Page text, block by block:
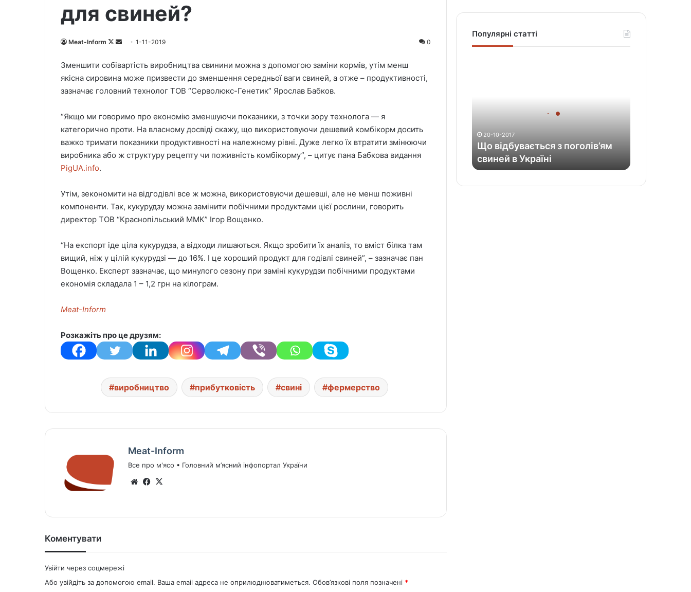
для свиней?
Meat-Inform
F
l
l
o
o
n
X
n
d
a
e
m
a
i
1-11-2019 0
Зменшити собівартість виробництва свинини можна з допомогою заміни кормів, утім менш
якісна сировина може призвести до зменшення середньої ваги свиней, а отже – продуктивності,
зазначає головний технолог ТОВ “Серволюкс-Генетик” Ярослав Бабков.
“Якщо ми говоримо про економію зменшуючи показники, з точки зору технолога — я
категорично проти. На власному досвіді скажу, що використовуючи дешевий комбікорм досить
важко тримати показники продуктивності на належному рівні. Дуже легко їх втратити змінюючи
виробника або ж структуру рецепту чи поживність комбікорму”, – цитує пана Бабкова видання
PigUA.info.
Утім, зекономити на відгодівлі все ж можна, використовуючи дешевші, але не менш поживні
компоненти. Так, кукурудзу можна замінити побічними продуктами цієї рослини, говорить
директор ТОВ “Краснопільський ММК” Ігор Вощенко.
“На експорт іде ціла кукурудза, а відходи лишаються. Якщо зробити їх аналіз, то вміст білка там
вищий, ніж у цілій кукурудзі — до 16%. І це хороший продукт для годівлі свиней”, – зазначає пан
Вощенко. Експерт зазначає, що минулого сезону при заміні кукурудзи побічними продуктами
економія складала 1 – 1,2 грн на кілограм.
Meat-Inform
Розкажіть про це друзям:
виробництво прибутковість свині фермерство
Meat-Inform
Все про м'ясо • Головний м’ясний інфопортал України
We Fa
ok
Коментувати
Увійти через соцмережі
Або увійдіть за допомогою email. Ваша email адреса не оприлюднюватиметься. Обов’язкові поля позначені *
Популярні статті
т
20-10-2017
Що відбувається з поголів’ям
свиней в Україні